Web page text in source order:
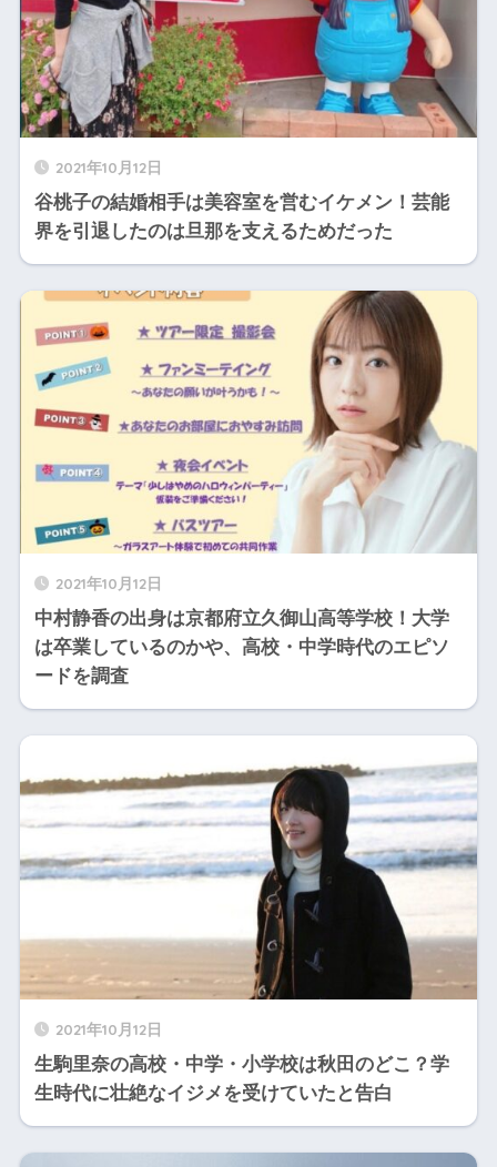
2021年10月12日
谷桃子の結婚相手は美容室を営むイケメン！芸能
界を引退したのは旦那を支えるためだった
2021年10月12日
中村静香の出身は京都府立久御山高等学校！大学
は卒業しているのかや、高校・中学時代のエピソ
ードを調査
2021年10月12日
生駒里奈の高校・中学・小学校は秋田のどこ？学
生時代に壮絶なイジメを受けていたと告白